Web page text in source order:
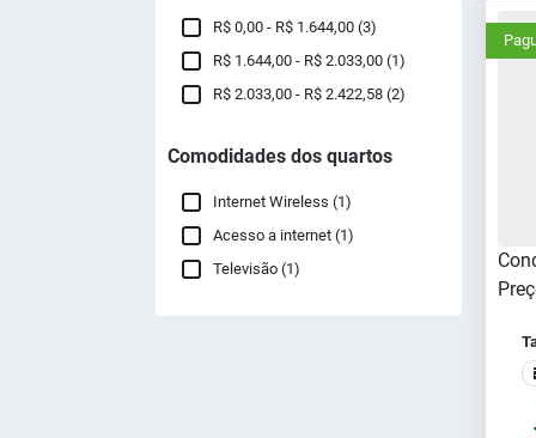
R$ 0,00 - R$ 1.644,00 (3)
R$ 1.644,00 - R$ 2.033,00 (1)
R$ 2.033,00 - R$ 2.422,58 (2)
Comodidades dos quartos
Internet Wireless (1)
Acesso a internet (1)
Televisão (1)